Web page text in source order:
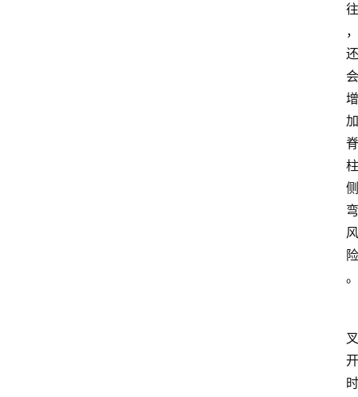
往
，
还
会
增
加
脊
柱
侧
弯
风
险
。
叉
开
时